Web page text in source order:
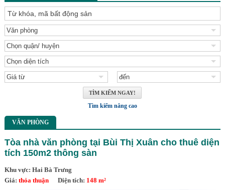
Tìm kiếm nâng cao
VĂN PHÒNG
Tòa nhà văn phòng tại Bùi Thị Xuân cho thuê diện
tích 150m2 thông sàn
Khu vực: Hai Bà Trưng
Giá: thỏa thuậnDiện tích: 148 m²